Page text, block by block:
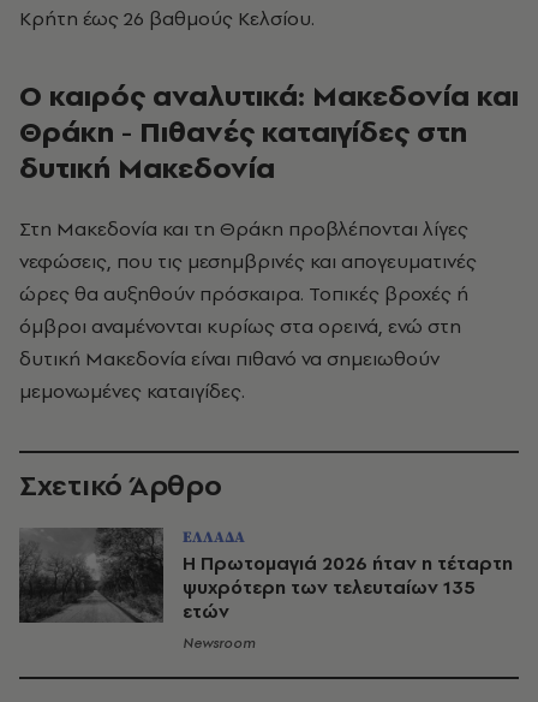
Κρήτη έως 26 βαθμούς Κελσίου.
Ο καιρός αναλυτικά: Μακεδονία και
Θράκη - Πιθανές καταιγίδες στη
δυτική Μακεδονία
Στη Μακεδονία και τη Θράκη προβλέπονται λίγες
νεφώσεις, που τις μεσημβρινές και απογευματινές
ώρες θα αυξηθούν πρόσκαιρα. Τοπικές βροχές ή
όμβροι αναμένονται κυρίως στα ορεινά, ενώ στη
δυτική Μακεδονία είναι πιθανό να σημειωθούν
μεμονωμένες καταιγίδες.
Σχετικό Άρθρο
ΕΛΛΑΔΑ
H Πρωτομαγιά 2026 ήταν η τέταρτη
ψυχρότερη των τελευταίων 135
ετών
Newsroom